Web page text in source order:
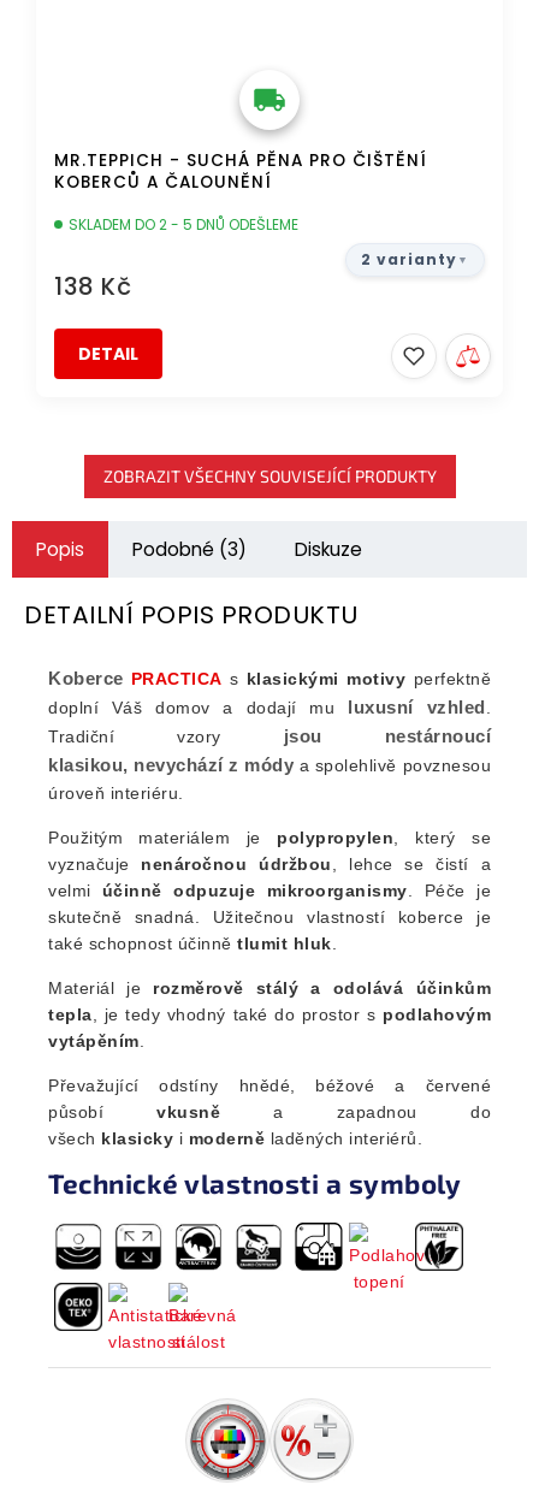
MR.TEPPICH - SUCHÁ PĚNA PRO ČIŠTĚNÍ
KOBERCŮ A ČALOUNĚNÍ
SKLADEM DO 2 - 5 DNŮ ODEŠLEME
138 Kč
DETAIL
2 varianty
ZOBRAZIT VŠECHNY SOUVISEJÍCÍ PRODUKTY
Popis Podobné (3) Diskuze
DETAILNÍ POPIS PRODUKTU
Koberce PRACTICA s klasickými motivy perfektně
doplní Váš domov a dodají mu luxusní vzhled.
Tradiční vzory jsou nestárnoucí
klasikou, nevychází z módy a spolehlivě povznesou
úroveň interiéru.
Použitým materiálem je polypropylen, který se
vyznačuje nenáročnou údržbou, lehce se čistí a
velmi účinně odpuzuje mikroorganismy. Péče je
skutečně snadná. Užitečnou vlastností koberce je
také schopnost účinně tlumit hluk.
Materiál je rozměrově stálý a odolává účinkům
tepla, je tedy vhodný také do prostor s podlahovým
vytápěním.
Převažující odstíny hnědé, béžové a červené
působívkusně a zapadnou do
všech klasicky i moderně laděných interiérů.
Technické vlastnosti a symboly